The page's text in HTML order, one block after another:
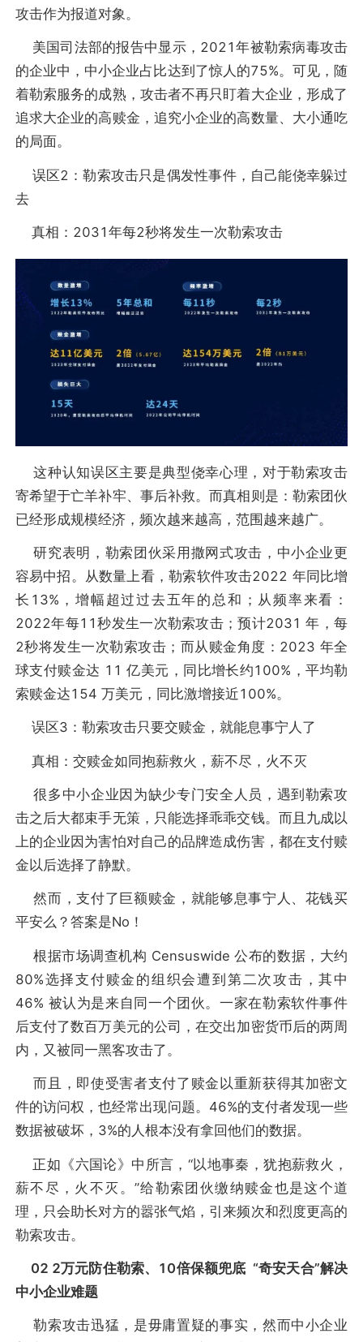
攻击作为报道对象。
美国司法部的报告中显示，2021年被勒索病毒攻击
的企业中，中小企业占比达到了惊人的75%。可见，随
着勒索服务的成熟，攻击者不再只盯着大企业，形成了
追求大企业的高赎金，追究小企业的高数量、大小通吃
的局面。
误区2：勒索攻击只是偶发性事件，自己能侥幸躲过
去
真相：2031年每2秒将发生一次勒索攻击
这种认知误区主要是典型侥幸心理，对于勒索攻击
寄希望于亡羊补牢、事后补救。而真相则是：勒索团伙
已经形成规模经济，频次越来越高，范围越来越广。
研究表明，勒索团伙采用撒网式攻击，中小企业更
容易中招。从数量上看，勒索软件攻击2022 年同比增
长13%，增幅超过过去五年的总和；从频率来看：
2022年每11秒发生一次勒索攻击；预计2031 年，每
2秒将发生一次勒索攻击；而从赎金角度：2023 年全
球支付赎金达 11 亿美元，同比增长约100%，平均勒
索赎金达154 万美元，同比激增接近100%。
误区3：勒索攻击只要交赎金，就能息事宁人了
真相：交赎金如同抱薪救火，薪不尽，火不灭
很多中小企业因为缺少专门安全人员，遇到勒索攻
击之后大都束手无策，只能选择乖乖交钱。而且九成以
上的企业因为害怕对自己的品牌造成伤害，都在支付赎
金以后选择了静默。
然而，支付了巨额赎金，就能够息事宁人、花钱买
平安么？答案是No！
根据市场调查机构 Censuswide 公布的数据，大约
80%选择支付赎金的组织会遭到第二次攻击，其中
46% 被认为是来自同一个团伙。一家在勒索软件事件
后支付了数百万美元的公司，在交出加密货币后的两周
内，又被同一黑客攻击了。
而且，即使受害者支付了赎金以重新获得其加密文
件的访问权，也经常出现问题。46%的支付者发现一些
数据被破坏，3%的人根本没有拿回他们的数据。
正如《六国论》中所言，“以地事秦，犹抱薪救火，
薪不尽，火不灭。”给勒索团伙缴纳赎金也是这个道
理，只会助长对方的嚣张气焰，引来频次和烈度更高的
勒索攻击。
02 2万元防住勒索、10倍保额兜底 “奇安天合”解决
中小企业难题
勒索攻击迅猛，是毋庸置疑的事实，然而中小企业